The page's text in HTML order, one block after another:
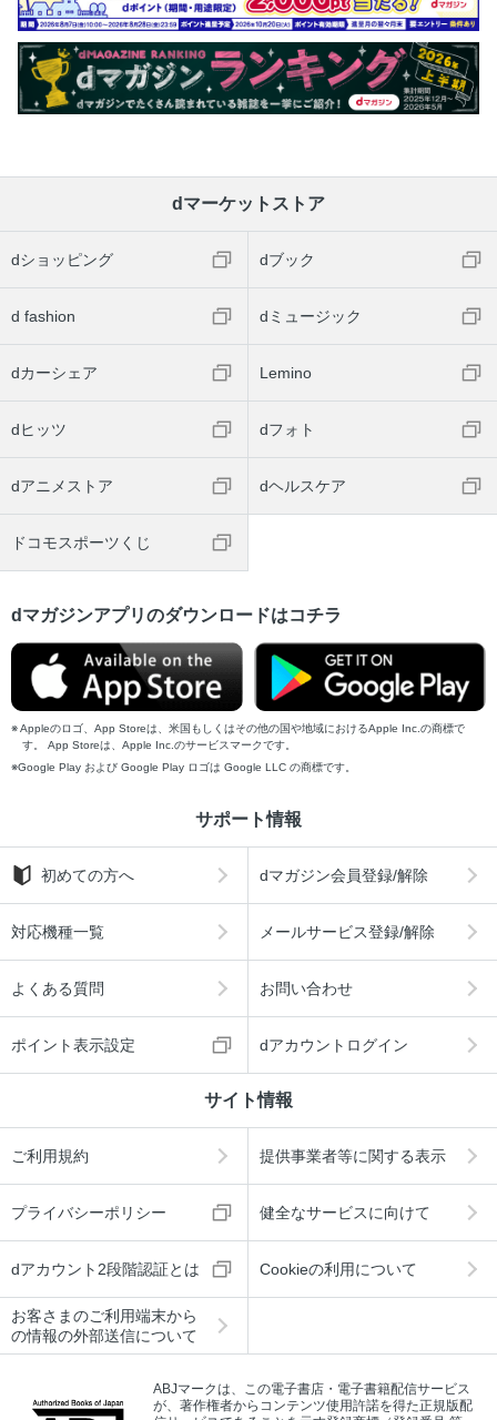
dマーケットストア
dショッピング dブック
d fashion dミュージック
dカーシェア Lemino
dヒッツ dフォト
dアニメストア dヘルスケア
ドコモスポーツくじ
dマガジンアプリのダウンロードはコチラ
Appleのロゴ、App Storeは、米国もしくはその他の国や地域におけるApple Inc.の商標で
す。 App Storeは、Apple Inc.のサービスマークです。
Google Play および Google Play ロゴは Google LLC の商標です。
サポート情報
初めての方へ dマガジン会員登録/解除
対応機種一覧 メールサービス登録/解除
よくある質問 お問い合わせ
ポイント表示設定 dアカウントログイン
サイト情報
ご利用規約 提供事業者等に関する表示
プライバシーポリシー 健全なサービスに向けて
dアカウント2段階認証とは Cookieの利用について
お客さまのご利用端末から
の情報の外部送信について
ABJマークは、この電子書店・電子書籍配信サービス
が、著作権者からコンテンツ使用許諾を得た正規版配